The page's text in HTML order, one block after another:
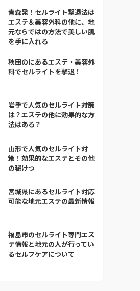
青森発！セルライト撃退法は
エステ＆美容外科の他に、地
元ならではの方法で美しい肌
を手に入れる
秋田のにあるエステ・美容外
科でセルライトを撃退！
岩手で人気のセルライト対策
は？エステの他に効果的な方
法はある？
山形で人気のセルライト対
策！効果的なエステとその他
の秘けつ
宮城県にあるセルライト対応
可能な地元エステの最新情報
福島市のセルライト専門エス
テ情報と地元の人が行ってい
るセルフケアについて